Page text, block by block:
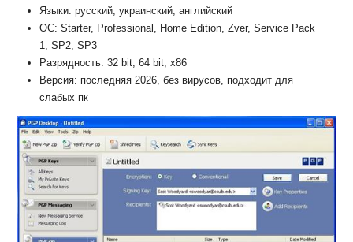
Языки: русский, украинский, английский
ОС: Starter, Professional, Home Edition, Zver, Service Pack
1, SP2, SP3
Разрядность: 32 bit, 64 bit, x86
Версия: последняя 2026, без вирусов, подходит для
слабых пк